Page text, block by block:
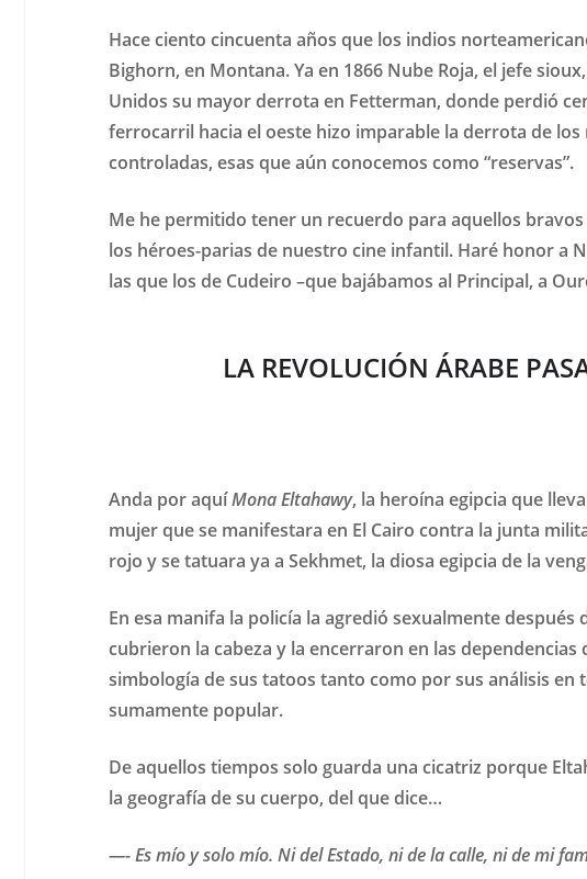
Hace ciento cincuenta años que los indios
Bighorn, en Montana. Ya en 1866 Nube Roja, el jefe
Unidos su mayor derrota en Fetterman, donde perdió
ferrocarril hacia el oeste hizo imparable la derrota de
controladas, esas que aún conocemos como “reservas”.
Me he permitido tener un recuerdo para aquellos
los héroes-parias de nuestro cine infantil. Haré honor a
las que los de Cudeiro –que bajábamos al Principal, a
LA REVOLUCIÓN ÁRABE
Anda por aquíMona Eltahawy, la heroína egipcia que
mujer que se manifestara en El Cairo contra la junta
rojo y se tatuara ya a Sekhmet, la diosa egipcia de la
En esa manifa la policía la agredió sexualmente
cubrieron la cabeza y la encerraron en las
simbología de sus tatoos tanto como por sus análisis
sumamente popular.
De aquellos tiempos solo guarda una cicatriz porque
la geografía de su cuerpo, del que dice…
—- Es mío y solo mío. Ni del Estado, ni de la calle, ni de mi